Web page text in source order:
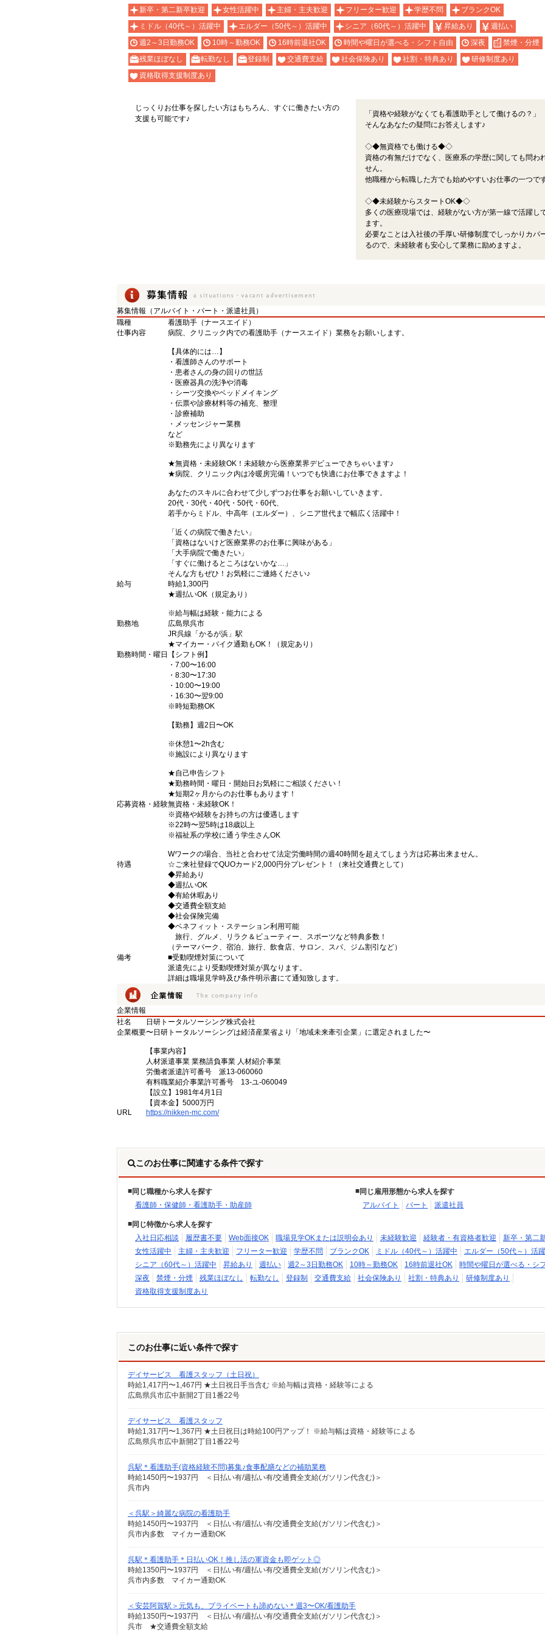
新卒・第二新卒歓迎 女性活躍中 主婦・主夫歓迎 フリーター歓迎 学歴不問
ブランクOK
ミドル（40代～）活躍中
エルダー（50代～）活躍中 シニア（60代～）活躍中 昇給あり
週払い
週2～3日勤務OK
10時～勤務OK 16時前退社OK 時間や曜日が選べる・シフト自由 深夜
禁煙・分煙
残業ほぼなし
転勤なし 登録制 交通費支給 社会保険あり 社割・特典あり
研修制度あり
資格取得支援制度あり
じっくりお仕事を探したい方はもちろん、すぐに働きたい方の
支援も可能です♪
「資格や経験がなくても看護助手として働けるの？」
そんなあなたの疑問にお答えします♪
◇◆無資格でも働ける◆◇
資格の有無だけでなく、医療系の学歴に関しても問わ
せん。
他職種から転職した方でも始めやすいお仕事の一つです
◇◆未経験からスタートOK◆◇
多くの医療現場では、経験がない方が第一線で活躍し
ます。
必要なことは入社後の手厚い研修制度でしっかりカバ
るので、未経験者も安心して業務に励めますよ。
募集情報（アルバイト・パート・派遣社員）
職種
看護助手（ナースエイド）
仕事内容
病院、クリニック内での看護助手（ナースエイド）業務をお願いします。
【具体的には…】
・看護師さんのサポート
・患者さんの身の回りの世話
・医療器具の洗浄や消毒
・シーツ交換やベッドメイキング
・伝票や診療材料等の補充、整理
・診療補助
・メッセンジャー業務
など
※勤務先により異なります
★無資格・未経験OK！未経験から医療業界デビューできちゃいます♪
★病院、クリニック内は冷暖房完備！いつでも快適にお仕事できますよ！
あなたのスキルに合わせて少しずつお仕事をお願いしていきます。
20代・30代・40代・50代・60代、
若手からミドル、中高年（エルダー）、シニア世代まで幅広く活躍中！
「近くの病院で働きたい」
「資格はないけど医療業界のお仕事に興味がある」
「大手病院で働きたい」
「すぐに働けるところはないかな…」
そんな方もぜひ！お気軽にご連絡ください♪
給与
時給1,300円
★週払いOK（規定あり）
※給与幅は経験・能力による
勤務地
広島県呉市
JR呉線「かるが浜」駅
★マイカー・バイク通勤もOK！（規定あり）
勤務時間・曜日
【シフト例】
・7:00〜16:00
・8:30〜17:30
・10:00〜19:00
・16:30〜翌9:00
※時短勤務OK
【勤務】週2日〜OK
※休憩1〜2h含む
※施設により異なります
★自己申告シフト
★勤務時間・曜日・開始日お気軽にご相談ください！
★短期2ヶ月からのお仕事もあります！
応募資格・経験無資格・未経験OK！
※資格や経験をお持ちの方は優遇します
※22時〜翌5時は18歳以上
※福祉系の学校に通う学生さんOK
Wワークの場合、当社と合わせて法定労働時間の週40時間を超えてしまう方は応募出来ません。
待遇
☆ご来社登録でQUOカード2,000円分プレゼント！（来社交通費として）
◆昇給あり
◆週払いOK
◆有給休暇あり
◆交通費全額支給
◆社会保険完備
◆ベネフィット・ステーション利用可能
旅行、グルメ、リラク＆ビューティー、スポーツなど特典多数！
（テーマパーク、宿泊、旅行、飲食店、サロン、スパ、ジム割引など）
備考
■受動喫煙対策について
派遣先により受動喫煙対策が異なります。
詳細は職場見学時及び条件明示書にて通知致します。
企業情報
社名
日研トータルソーシング株式会社
企業概要〜日研トータルソーシングは経済産業省より「地域未来牽引企業」に選定されました〜
【事業内容】
人材派遣事業 業務請負事業 人材紹介事業
労働者派遣許可番号 派13-060060
有料職業紹介事業許可番号 13-ユ-060049
【設立】1981年4月1日
【資本金】5000万円
URL
https://nikken-mc.com/
このお仕事に関連する条件で探す
同じ職種から求人を探す
看護師・保健師・看護助手・助産師
同じ雇用形態から求人を探す
アルバイト
パート 派遣社員
同じ特徴から求人を探す
入社日応相談
履歴書不要 Web面接OK 職場見学OKまたは説明会あり 未経験歓迎 経験者・有資格者歓迎
新卒・第二
女性活躍中
主婦・主夫歓迎 フリーター歓迎 学歴不問 ブランクOK ミドル（40代～）活躍中
エルダー（50代～）活
シニア（60代～）活躍中
昇給あり 週払い 週2～3日勤務OK 10時～勤務OK 16時前退社OK
時間や曜日が選べる・シ
深夜
禁煙・分煙 残業ほぼなし 転勤なし 登録制 交通費支給 社会保険あり 社割・特典あり
研修制度あり
資格取得支援制度あり
このお仕事に近い条件で探す
デイサービス 看護スタッフ（土日祝）
時給1,417円〜1,467円 ★土日祝日手当含む ※給与幅は資格・経験等による
広島県呉市広中新開2丁目1番22号
デイサービス 看護スタッフ
時給1,317円〜1,367円 ★土日祝日は時給100円アップ！ ※給与幅は資格・経験等による
広島県呉市広中新開2丁目1番22号
呉駅＊看護助手(資格経験不問)募集♪食事配膳などの補助業務
時給1450円〜1937円 ＜日払い有/週払い有/交通費全支給(ガソリン代含む)＞
呉市内
＜呉駅＞綺麗な病院の看護助手
時給1450円〜1937円 ＜日払い有/週払い有/交通費全支給(ガソリン代含む)＞
呉市内多数 マイカー通勤OK
呉駅＊看護助手＊日払いOK！推し活の軍資金も即ゲット◎
時給1350円〜1937円 ＜日払い有/週払い有/交通費全支給(ガソリン代含む)＞
呉市内多数 マイカー通勤OK
＜安芸阿賀駅＞元気も、プライベートも諦めない＊週3〜OK/看護助手
時給1350円〜1937円 ＜日払い有/週払い有/交通費全支給(ガソリン代含む)＞
呉市 ★交通費全額支給